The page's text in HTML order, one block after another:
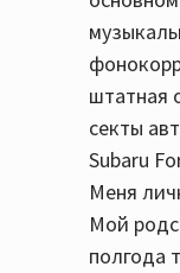
штатная
секты
Subaru
Меня
Мой
полгода